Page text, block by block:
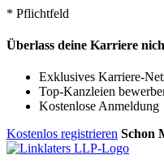
* Pflichtfeld
Überlass deine Karriere
Exklusives Karriere-
Top-Kanzleien
Kostenlose Anmeldung
Kostenlos registrieren Schon